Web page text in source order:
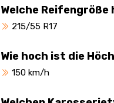
Welche
215/55 R17
Wie hoch ist die
150 km/h